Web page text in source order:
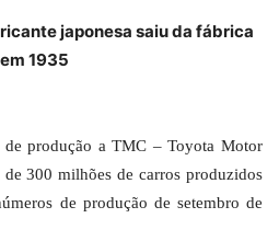
japonesa saiu da fábrica
em 1935
de produção a TMC – Toyota Motor
300 milhões de carros produzidos
de produção de setembro de